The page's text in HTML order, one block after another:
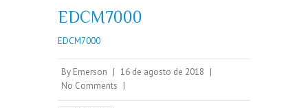
EDCM7000
EDCM7000
By Emerson | 16 de agosto de 2018 |
No Comments |